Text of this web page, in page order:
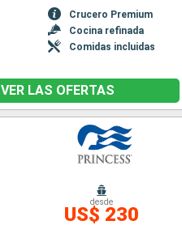
Crucero Premium
Cocina refinada
Comidas incluidas
VER LAS OFERTAS
desde
US$ 230